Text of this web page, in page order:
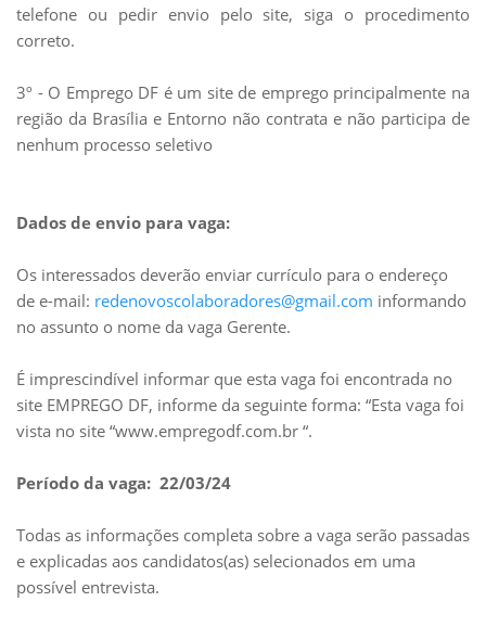
telefone ou pedir envio pelo site, siga o procedimento
correto.
3º - O Emprego DF é um site de emprego principalmente na
região da Brasília e Entorno não contrata e não participa de
nenhum processo seletivo
Dados de envio para vaga:
Os interessados deverão enviar currículo para o endereço
de e-mail: redenovoscolaboradores@gmail.com informando
no assunto o nome da vaga Gerente.
É imprescindível informar que esta vaga foi encontrada no
site EMPREGO DF, informe da seguinte forma: “Esta vaga foi
vista no site “www.empregodf.com.br “.
Período da vaga: 22/03/24
Todas as informações completa sobre a vaga serão passadas
e explicadas aos candidatos(as) selecionados em uma
possível entrevista.